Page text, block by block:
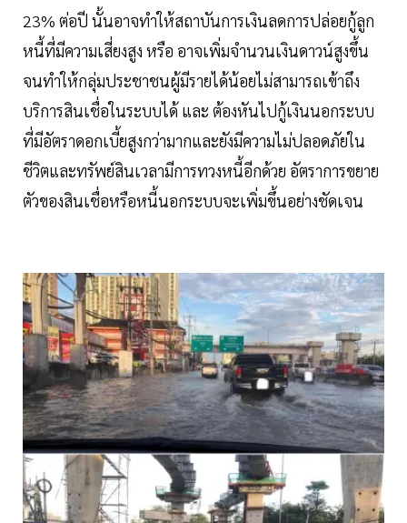
23% ต่อปี นั้นอาจทำให้สถาบันการเงินลดการปล่อยกู้ลูก
หนี้ที่มีความเสี่ยงสูง หรือ อาจเพิ่มจำนวนเงินดาวน์สูงขึ้น
จนทำให้กลุ่มประชาชนผู้มีรายได้น้อยไม่สามารถเข้าถึง
บริการสินเชื่อในระบบได้ และ ต้องหันไปกู้เงินนอกระบบ
ที่มีอัตราดอกเบี้ยสูงกว่ามากและยังมีความไม่ปลอดภัยใน
ชีวิตและทรัพย์สินเวลามีการทวงหนี้อีกด้วย อัตราการขยาย
ตัวของสินเชื่อหรือหนี้นอกระบบจะเพิ่มขึ้นอย่างชัดเจน